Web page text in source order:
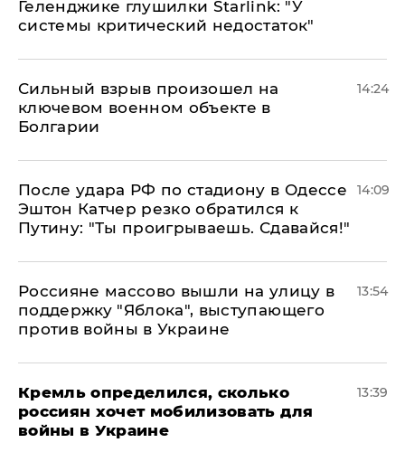
Геленджике глушилки Starlink: "У
системы критический недостаток"
Сильный взрыв произошел на
ключевом военном объекте в
Болгарии
14:24
После удара РФ по стадиону в Одессе
Эштон Катчер резко обратился к
Путину: "Ты проигрываешь. Сдавайся!"
14:09
Россияне массово вышли на улицу в
поддержку "Яблока", выступающего
против войны в Украине
13:54
Кремль определился, сколько
россиян хочет мобилизовать для
войны в Украине
13:39